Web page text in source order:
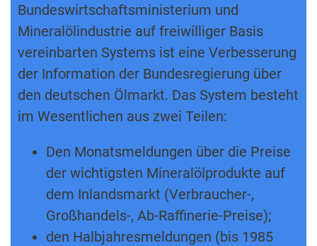
Bundeswirtschaftsministerium und
Mineralölindustrie auf freiwilliger Basis
vereinbarten Systems ist eine Verbesserung
der Information der Bundesregierung über
den deutschen Ölmarkt. Das System besteht
im Wesentlichen aus zwei Teilen:
Den Monatsmeldungen über die Preise
der wichtigsten Mineralölprodukte auf
dem Inlandsmarkt (Verbraucher-,
Großhandels-, Ab-Raffinerie-Preise);
den Halbjahresmeldungen (bis 1985